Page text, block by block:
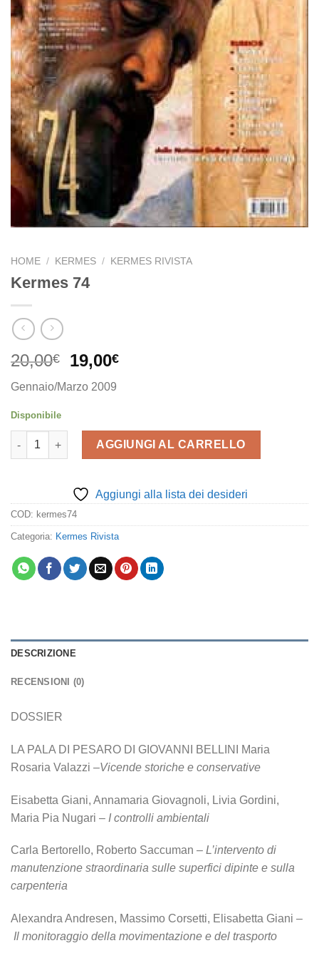
HOME / KERMES / KERMES RIVISTA
Kermes 74
20,00€
Il
originale
20,00€.
19,00€Il
19,00€.
Gennaio/Marzo 2009
Disponibile
Kermes 74 quantità
AGGIUNGI AL CARRELLO
Aggiungi alla lista dei desideri
COD: kermes74
Categoria: Kermes Rivista
DESCRIZIONE
RECENSIONI (0)
DOSSIER
LA PALA DI PESARO DI GIOVANNI BELLINI Maria
Rosaria Valazzi –Vicende storiche e conservative
Eisabetta Giani, Annamaria Giovagnoli, Livia Gordini,
Maria Pia Nugari – I controlli ambientali
Carla Bertorello, Roberto Saccuman – L’intervento di
manutenzione straordinaria sulle superfici dipinte e sulla
carpenteria
Alexandra Andresen, Massimo Corsetti, Elisabetta Giani –
Il monitoraggio della movimentazione e del trasporto